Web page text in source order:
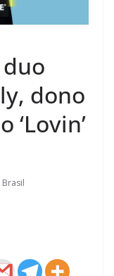
dono
‘Lovin’
Brasil